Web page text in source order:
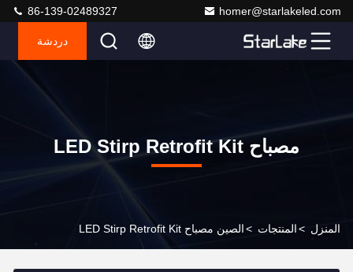
homer@starlakeled.com
86-139-02489327
دردشة
مصباح LED Stirp Retrofit Kit
المنزل >المنتجات >الصين مصباح LED Stirp Retrofit Kit